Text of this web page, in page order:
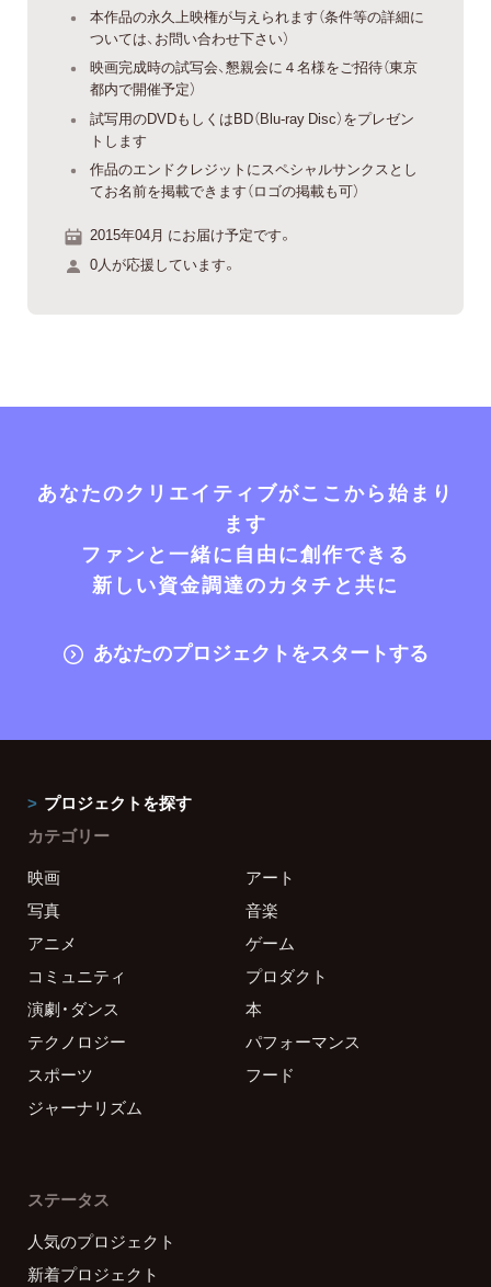
本作品の永久上映権が与えられます（条件等の詳細に
ついては、お問い合わせ下さい）
映画完成時の試写会、懇親会に４名様をご招待（東京
都内で開催予定）
試写用のDVDもしくはBD（Blu-ray Disc）をプレゼン
トします
作品のエンドクレジットにスペシャルサンクスとし
てお名前を掲載できます（ロゴの掲載も可）
2015年04月 にお届け予定です。
0人が応援しています。
あなたのクリエイティブがここから始まり
ます
ファンと一緒に自由に創作できる
新しい資金調達のカタチと共に
あなたのプロジェクトをスタートする
プロジェクトを探す
カテゴリー
映画
アート
写真
音楽
アニメ
ゲーム
コミュニティ
プロダクト
演劇・ダンス
本
テクノロジー
パフォーマンス
スポーツ
フード
ジャーナリズム
ステータス
人気のプロジェクト
新着プロジェクト